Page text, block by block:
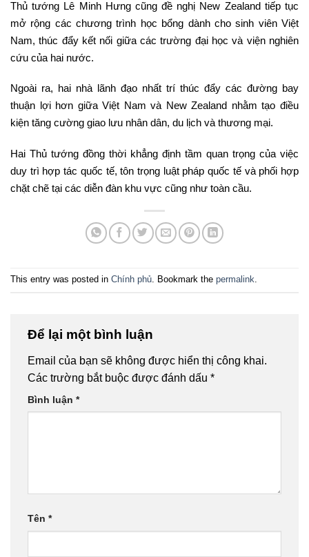
Thủ tướng Lê Minh Hưng cũng đề nghị New Zealand tiếp tục
mở rộng các chương trình học bổng dành cho sinh viên Việt
Nam, thúc đẩy kết nối giữa các trường đại học và viện nghiên
cứu của hai nước.
Ngoài ra, hai nhà lãnh đạo nhất trí thúc đẩy các đường bay
thuận lợi hơn giữa Việt Nam và New Zealand nhằm tạo điều
kiện tăng cường giao lưu nhân dân, du lịch và thương mại.
Hai Thủ tướng đồng thời khẳng định tầm quan trọng của việc
duy trì hợp tác quốc tế, tôn trọng luật pháp quốc tế và phối hợp
chặt chẽ tại các diễn đàn khu vực cũng như toàn cầu.
This entry was posted in Chính phủ. Bookmark the permalink.
Để lại một bình luận
Email của bạn sẽ không được hiển thị công khai.
Các trường bắt buộc được đánh dấu *
Bình luận *
Tên *